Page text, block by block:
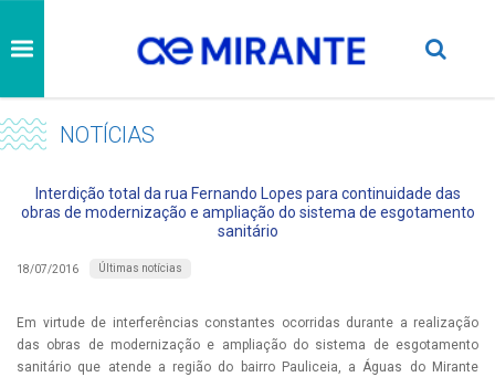
NOTÍCIAS
Interdição total da rua Fernando Lopes para continuidade das
obras de modernização e ampliação do sistema de esgotamento
sanitário
18/07/2016 Últimas notícias
Em virtude de interferências constantes ocorridas durante a realização
das obras de modernização e ampliação do sistema de esgotamento
sanitário que atende a região do bairro Pauliceia, a Águas do Mirante